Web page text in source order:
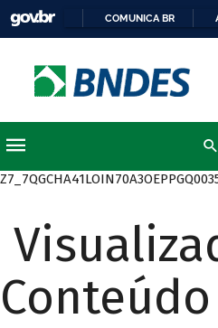
COMUNICA BR